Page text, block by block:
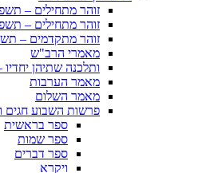
זוהר מתחילים –
זוהר מתחילים –
זוהר מתקדמים –
מאמרי הרב"ש
ותלכנה שתיהן
מאמר הערבות
מאמר השלום
פרשות השבוע חגים
ספר בראשית
ספר שמות
ספר דברים
ויקרא